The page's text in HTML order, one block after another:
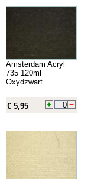
Amsterdam Acryl
735 120ml
Oxydzwart
€ 5,95